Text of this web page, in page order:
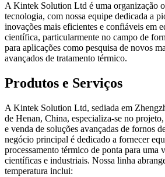
A Kintek Solution Ltd é uma organização
tecnologia, com nossa equipe dedicada a
inovações mais eficientes e confiáveis em
científica, particularmente no campo de
para aplicações como pesquisa de novos
avançados de tratamento térmico.
Produtos e Serviços
A Kintek Solution Ltd, sediada em
de Henan, China, especializa-se no
e venda de soluções avançadas de fornos
negócio principal é dedicado a fornecer
processamento térmico de ponta para uma
científicas e industriais. Nossa linha
temperatura inclui: